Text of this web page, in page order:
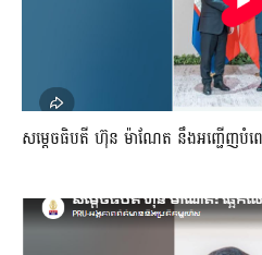
សម្តេចធិបតី ហ៊ុន ម៉ាណែត នឹងអញ្ជើញបំពេ